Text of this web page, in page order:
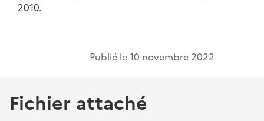
2010.
Publié le10 novembre 2022
Fichier attaché